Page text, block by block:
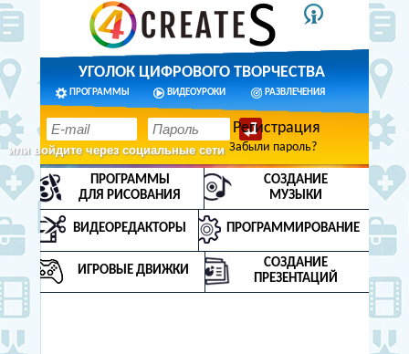
УГОЛОК ЦИФРОВОГО ТВОРЧЕСТВА
ПРОГРАММЫ ВИДЕОУРОКИ РАЗВЛЕЧЕНИЯ
Регистрация
Забыли пароль?
или войдите через социальные сети
ПРОГРАММЫ
ДЛЯ РИСОВАНИЯ
СОЗДАНИЕ
МУЗЫКИ
ВИДЕОРЕДАКТОРЫ ПРОГРАММИРОВАНИЕ
ИГРОВЫЕ ДВИЖКИ
СОЗДАНИЕ
ПРЕЗЕНТАЦИЙ